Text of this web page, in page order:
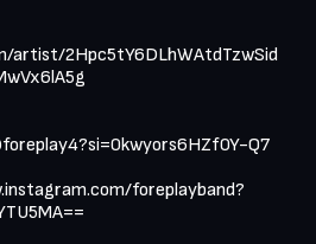
artist/2Hpc5tY6DLhWAtdTzwSid
Q7
foreplayband?